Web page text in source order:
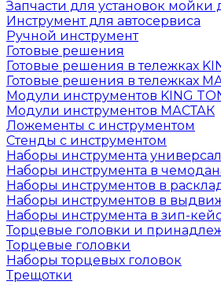
Запчасти для установок мойки
Инструмент для автосервиса
Ручной инструмент
Готовые решения
Готовые решения в тележках
Готовые решения в тележках
Модули инструментов KING
Модули инструментов МАСТАК
Ложементы с инструментом
Стенды с инструментом
Наборы инструмента
Наборы инструмента в
Наборы инструментов в
Наборы инструментов в
Наборы инструмента в зип-
Торцевые головки и
Торцевые головки
Наборы торцевых головок
Трещотки